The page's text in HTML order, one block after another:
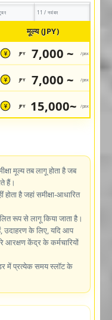
11 / नवंबर
मूल्य (JPY)
¥ JPY 7,000 ~ /pax
¥ JPY 7,000 ~ /pax
¥ JPY 15,000~ /pax
मूल्य तब लागू होता है जब
हैं।
होता है जहां समीक्षा-आधारित
रूप से लागू किया जाता है।
उदाहरण के लिए, यदि आप
आरक्षण केंद्र के कर्मचारियों
में प्रत्येक समय स्लॉट के